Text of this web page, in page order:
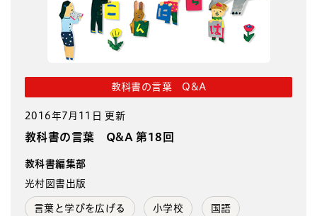
教科書の言葉 Q&A
2016年7月11日 更新
教科書の言葉 Q&A 第18回
教科書編集部
光村図書出版
言葉と学びを広げる 小学校 国語